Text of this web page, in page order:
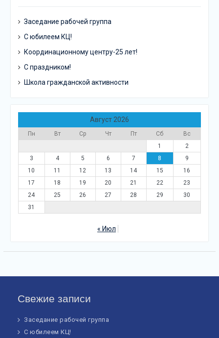
Заседание рабочей группа
С юбилеем КЦ!
Координационному центру-25 лет!
С праздником!
Школа гражданской активности
Август 2026
Пн Вт Ср Чт Пт Сб
Вс
1
2
3
4 5 6 7 8
9
10
11 12 13 14 15
16
17
18 19 20 21 22
23
24
25 26 27 28 29
30
31
« Июл
Свежие записи
Заседание рабочей группа
С юбилеем КЦ!